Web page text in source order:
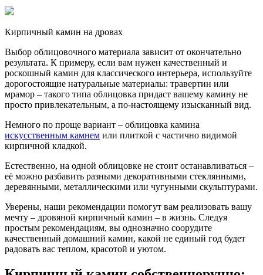
Кирпичный камин на дровах
Выбор облицовочного материала зависит от окончательно
результата. К примеру, если вам нужен качественный и
роскошный камин для классического интерьера, используйте
дорогостоящие натуральные материалы: травертин или
мрамор – такого типа облицовка придаст вашему камину не
просто привлекательным, а по-настоящему изысканный вид.
Немного по проще вариант – облицовка камина
искусственным камнем или плиткой с частично видимой
кирпичной кладкой.
Естественно, на одной облицовке не стоит останавливаться –
её можно разбавить разными декоративными стеклянными,
деревянными, металлическими или чугунными скульптурами.
Уверены, наши рекомендации помогут вам реализовать вашу
мечту – дровяной кирпичный камин – в жизнь. Следуя
простым рекомендациям, вы однозначно соорудите
качественный домашний камин, какой не единый год будет
радовать вас теплом, красотой и уютом.